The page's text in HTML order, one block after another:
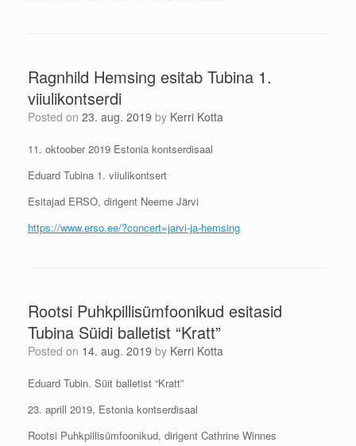
Ragnhild Hemsing esitab Tubina 1.
viiulikontserdi
Posted on 23. aug. 2019 by Kerri Kotta
11. oktoober 2019 Estonia kontserdisaal
Eduard Tubina 1. viiulikontsert
Esitajad ERSO, dirigent Neeme Järvi
https://www.erso.ee/?concert=jarvi-ja-hemsing
Rootsi Puhkpillisümfoonikud esitasid
Tubina Süidi balletist “Kratt”
Posted on 14. aug. 2019 by Kerri Kotta
Eduard Tubin. Süit balletist “Kratt”
23. aprill 2019, Estonia kontserdisaal
Rootsi Puhkpillisümfoonikud, dirigent Cathrine Winnes